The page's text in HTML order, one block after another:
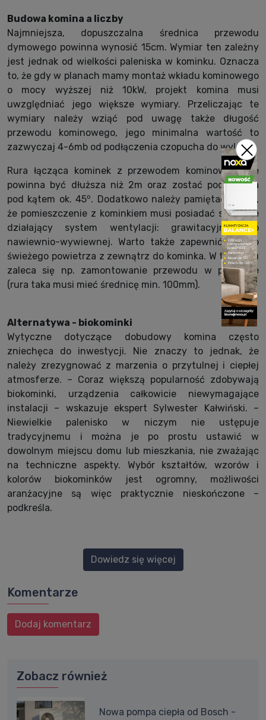
Budowa komina a liczby
Najmniejsza, dopuszczalna średnica przewodu
dymowego powinna wynosić 15cm. Wymiar ten zależny
jest jednak od wielkości paleniska w kominku. Oznacza
to, że gdy w planach mamy montaż wkładu kominowego
o mocy wyższej niż 10kW, projekt komina musi
uwzględniać jego większe wymiary. Przeliczając te
wymiary należy wziąć pod uwagę także długość
przewodu kominowego, jego minimalna wartość to
zazwyczaj 4-6mb od podłączenia czopucha do wylotu.
Rura łącząca kominek z przewodem kominowym nie
powinna być dłuższa niż 2m oraz zostać podłączona
pod kątem ok. 45o. Dodatkowo należy pamiętać o tym,
że pomieszczenie z kominkiem musi posiadać sprawnie
działający system wentylacji: grawitacyjnej lub
nawiewnio-wywiewnej. Warto także zapewnić dostęp
świeżego powietrza z zewnątrz do kominka. W tym celu
zaleca się np. zamontowanie przewodu w podłodze
(rura taka musi mieć średnicę min. 100mm).
Alternatywa - biokominki
Wytyczne dotyczące dobudowy komina często
zniechęca do inwestycji. Nie znaczy to jednak, że
należy zrezygnować z marzenia o przytulnej i ciepłej
atmosferze. – Coraz większą popularność zdobywają
biokominki, urządzenia całkowicie niewymagające
instalacji – wskazuje ekspert Sylwester Kałwiński. –
Niewielkie palenisko w niczym nie ustępuje
tradycyjnemu i można je po prostu ustawić w
dowolnym miejscu domu lub mieszkania, nie zważając
na techniczne aspekty. Wybór kształtów, wzorów i
kolorów biokominków jest ogromny, możliwości
aranżacyjne są więc praktycznie nieskończone –
podkreśla.
Dowiedz się więcej
Komentarze
Dodaj komentarz
Zobacz również
Nowa pompa ciepła od Bosch -